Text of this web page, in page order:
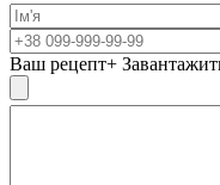
Ваш рецепт+